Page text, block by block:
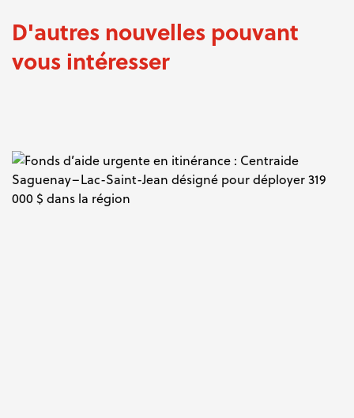
D'autres nouvelles pouvant
vous intéresser